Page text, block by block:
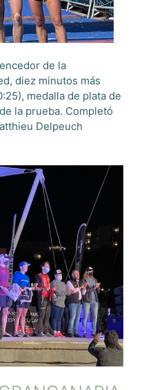
de la
diez minutos más
medalla de plata de
la prueba. Completó
Delpeuch